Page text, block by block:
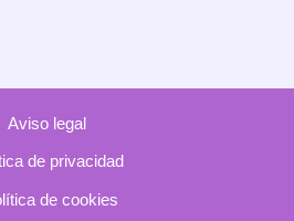
Aviso legal
de privacidad
de cookies